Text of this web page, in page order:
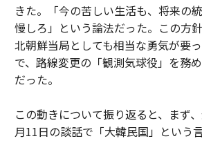
きた。「今の苦しい生活も、将来の
慢しろ」という論法だった。この方
北朝鮮当局としても相当な勇気が要
で、路線変更の「観測気球役」を務
だった。
この動きについて振り返ると、まず
月11日の談話で「大韓民国」という